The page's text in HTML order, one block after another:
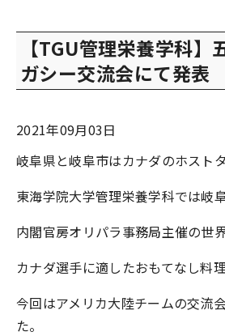
【TGU管理栄養学科
ガシー交流会にて発表
2021年09月03日
岐阜県と岐阜市はカナダのホストタ
東海学院大学管理栄養学科では岐
内閣官房オリパラ事務局主催の世
カナダ選手に適したおもてなし料
今回はアメリカ大陸チームの交流
た。